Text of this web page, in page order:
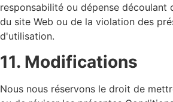
responsabilité ou dépense découlant
du site Web ou de la violation des
d'utilisation.
11. Modifications
Nous nous réservons le droit de